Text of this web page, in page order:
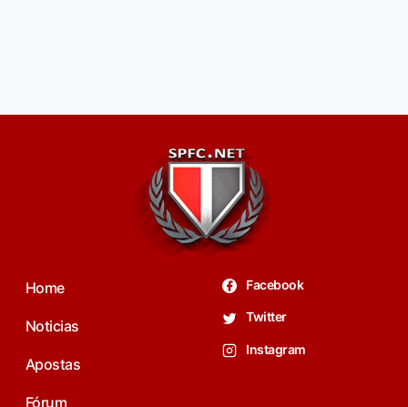
Home
Noticias
Apostas
Fórum
Facebook
Twitter
Instagram